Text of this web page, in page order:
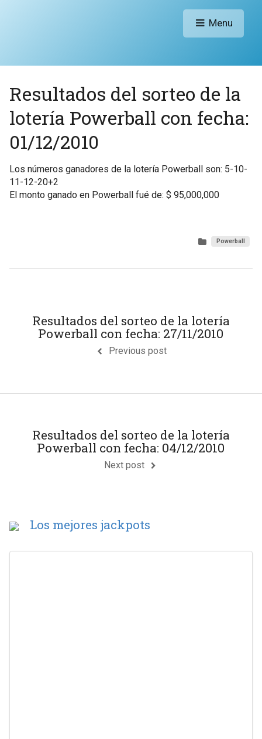
Menu
Resultados del sorteo de la
lotería Powerball con fecha:
01/12/2010
Los números ganadores de la lotería Powerball son: 5-10-
11-12-20+2
El monto ganado en Powerball fué de: $ 95,000,000
Powerball
Resultados del sorteo de la lotería
Powerball con fecha: 27/11/2010
Previous post
Resultados del sorteo de la lotería
Powerball con fecha: 04/12/2010
Next post
Los mejores jackpots